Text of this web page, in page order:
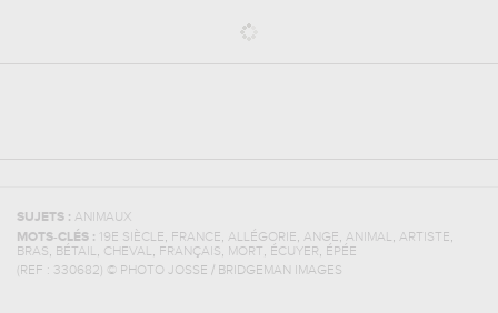
SUJETS : ANIMAUX
MOTS-CLÉS :
19E SIÈCLE, FRANCE, ALLÉGORIE, ANGE, ANIMAL, ARTISTE,
BRAS, BÉTAIL, CHEVAL, FRANÇAIS, MORT, ÉCUYER, ÉPÉE
(REF : 330682) © PHOTO JOSSE / BRIDGEMAN IMAGES